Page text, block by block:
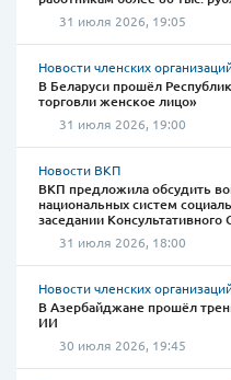
31 июля 2026, 19:05
Новости членских
В Беларуси прошёл
торговли женское лицо»
31 июля 2026, 19:00
Новости ВКП
ВКП предложила обсудить
национальных систем
заседании Консультативного
31 июля 2026, 18:00
Новости членских
В Азербайджане прошёл
ИИ
30 июля 2026, 19:45